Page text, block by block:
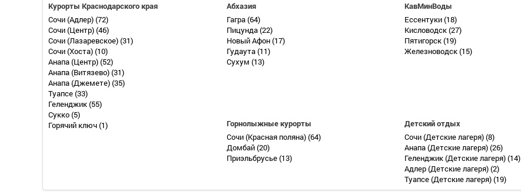
Курорты Краснодарского края
Сочи (Адлер)(72)
Сочи (Центр)(46)
Сочи (Лазаревское)(31)
Сочи (Хоста)(10)
Анапа (Центр)(52)
Анапа (Витязево)(31)
Анапа (Джемете)(35)
Туапсе(33)
Геленджик(55)
Сукко(5)
Горячий ключ(1)
Абхазия
Гагра(64)
Пицунда(22)
Новый Афон(17)
Гудаута(11)
Сухум (13)
КавМинВоды
Ессентуки(18)
Кисловодск(27)
Пятигорск(19)
Железноводск(15)
Горнолыжные курорты
Сочи (Красная поляна)(64)
Домбай(20)
Приэльбрусье(13)
Детский отдых
Сочи (Детские лагеря)(8)
Анапа (Детские лагеря)(26)
Геленджик (Детские лагеря)(14)
Адлер (Детские лагеря)(2)
Туапсе (Детские лагеря)(19)